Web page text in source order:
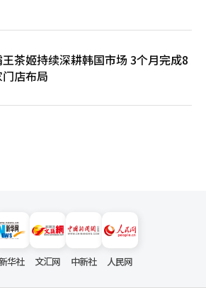
茶姬持续深耕韩国市场 3个月完成8
门店布局
华社 文汇网 中新社 人民网